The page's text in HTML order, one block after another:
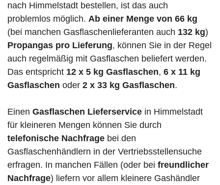
nach Himmelstadt bestellen, ist das auch
problemlos möglich. Ab einer Menge von 66 kg
(bei manchen Gasflaschenlieferanten auch 132 kg)
Propangas pro Lieferung, können Sie in der Regel
auch regelmäßig mit Gasflaschen beliefert werden.
Das entspricht 12 x 5 kg Gasflaschen, 6 x 11 kg
Gasflaschen oder 2 x 33 kg Gasflaschen.
Einen Gasflaschen Lieferservice in Himmelstadt
für kleineren Mengen können Sie durch
telefonische Nachfrage bei den
Gasflaschenhändlern in der Vertriebsstellensuche
erfragen. In manchen Fällen (oder bei freundlicher
Nachfrage) liefern vor allem kleinere Gashändler